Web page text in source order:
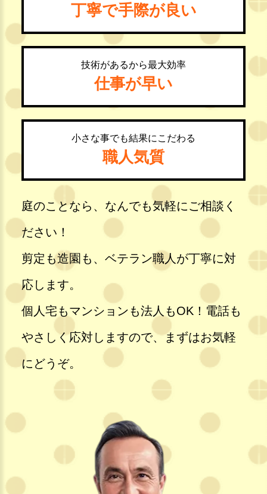
丁寧で手際が良い
技術があるから最大効率
仕事が早い
小さな事でも結果にこだわる
職人気質
庭のことなら、なんでも気軽にご相談く
ださい！
剪定も造園も、ベテラン職人が丁寧に対
応します。
個人宅もマンションも法人もOK！電話も
やさしく応対しますので、まずはお気軽
にどうぞ。